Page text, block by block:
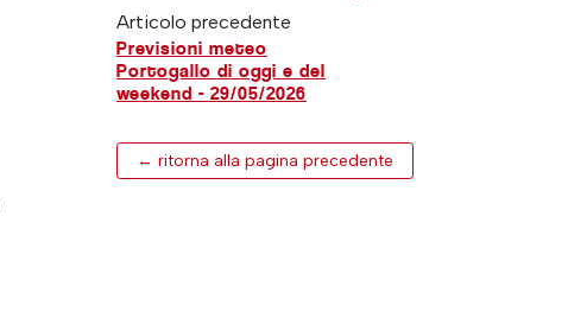
Articolo precedente
Previsioni meteo
Portogallo di oggi e del
weekend - 29/05/2026
← ritorna alla pagina precedente